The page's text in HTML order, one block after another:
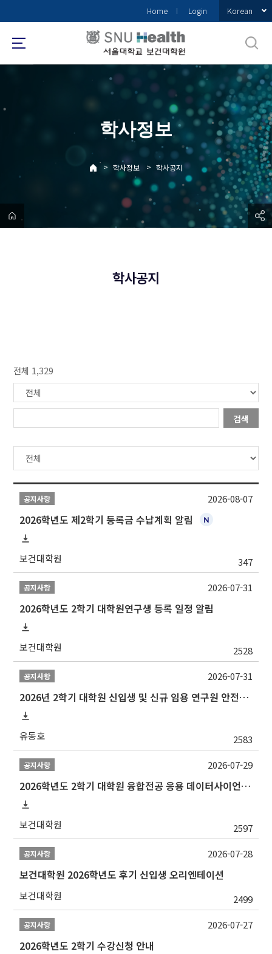
로
메
Home Login Korean
학사정보
> 학사정보 > 학사공지
학사공지
전체 1,329
검색
공지사항
2026학년도 제2학기 등록금 수납계획 알림
보건대학원 347
2026-08-07
공지사항
2026학년도 2학기 대학원연구생 등록 일정 알림
보건대학원 2528
2026-07-31
공지사항
2026년 2학기 대학원 신입생 및 신규 임용 연구원 안전환경교육(신규교육) 실시 안내
유동호 2583
2026-07-31
공지사항
2026학년도 2학기 대학원 융합전공 응용 데이터사이언스 선발 계획 알림
보건대학원 2597
2026-07-29
공지사항
보건대학원 2026학년도 후기 신입생 오리엔테이션
보건대학원 2499
2026-07-28
공지사항
2026학년도 2학기 수강신청 안내
2026-07-27